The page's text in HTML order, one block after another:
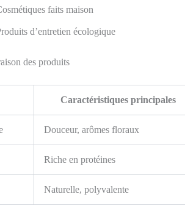
faits maison
d’entretien écologique
des produits
Caractéristiques principales
Douceur, arômes floraux
Riche en protéines
Naturelle, polyvalente